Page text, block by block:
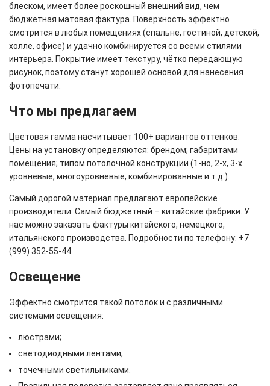
блеском, имеет более роскошный внешний вид, чем
бюджетная матовая фактура. Поверхность эффектно
смотрится в любых помещениях (спальне, гостиной, детской,
холле, офисе) и удачно комбинируется со всеми стилями
интерьера. Покрытие имеет текстуру, чётко передающую
рисунок, поэтому станут хорошей основой для нанесения
фотопечати.
Что мы предлагаем
Цветовая гамма насчитывает 100+ вариантов оттенков.
Цены на установку определяются: брендом; габаритами
помещения; типом потолочной конструкции (1-но, 2-х, 3-х
уровневые, многоуровневые, комбинированные и т.д.).
Самый дорогой материал предлагают европейские
производители. Самый бюджетный – китайские фабрики. У
нас можно заказать фактуры китайского, немецкого,
итальянского производства. Подробности по телефону: +7
(999) 352-55-44.
Освещение
Эффектно смотрится такой потолок и с различными
системами освещения:
люстрами;
светодиодными лентами;
точечными светильниками.